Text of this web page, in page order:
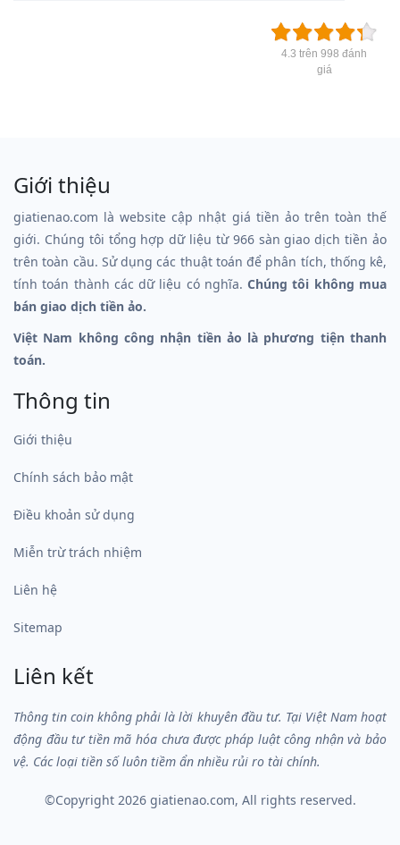
4.3 trên 998 đánh
giá
Giới thiệu
giatienao.com là website cập nhật giá tiền ảo trên toàn thế
giới. Chúng tôi tổng hợp dữ liệu từ 966 sàn giao dịch tiền ảo
trên toàn cầu. Sử dụng các thuật toán để phân tích, thống kê,
tính toán thành các dữ liệu có nghĩa.Chúng tôi không mua
bán giao dịch tiền ảo.
Việt Nam không công nhận tiền ảo là phương tiện thanh
toán.
Thông tin
Giới thiệu
Chính sách bảo mật
Điều khoản sử dụng
Miễn trừ trách nhiệm
Liên hệ
Sitemap
Liên kết
Thông tin coin không phải là lời khuyên đầu tư. Tại Việt Nam hoạt
động đầu tư tiền mã hóa chưa được pháp luật công nhận và bảo
vệ. Các loại tiền số luôn tiềm ẩn nhiều rủi ro tài chính.
©Copyright 2026 giatienao.com, All rights reserved.